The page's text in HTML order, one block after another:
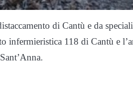
di Cantù e da
infermieristica 118 di Cantù e